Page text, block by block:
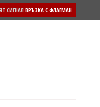
СИГНАЛ ВРЪЗКА С ФЛАГМАН